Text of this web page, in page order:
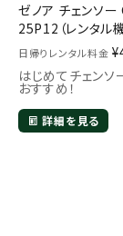
ゼノア チェンソ
25P12（レンタル
日帰りレンタル料金 ¥
はじめてチェンソ
おすすめ！
詳細を見る